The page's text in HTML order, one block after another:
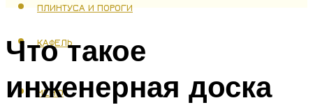
ПЛИНТУСА И ПОРОГИ
КАФЕЛЬ
МЕНЮ
Что такое
инженерная доска